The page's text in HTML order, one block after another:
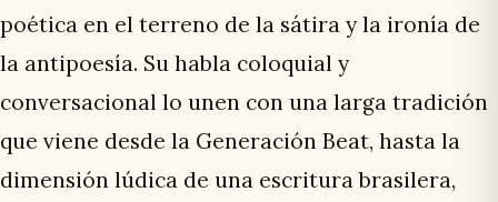
poética en el terreno de la sátira y la ironía de
la antipoesía. Su habla coloquial y
conversacional lo unen con una larga tradición
que viene desde la Generación Beat, hasta la
dimensión lúdica de una escritura brasilera,